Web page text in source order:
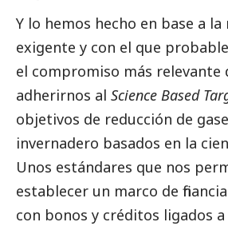
Y lo hemos hecho en base a
exigente y con el que
el compromiso más relevante
adherirnos al Science Based
objetivos de reducción de
invernadero basados en la
Unos estándares que nos
establecer un marco de
con bonos y créditos ligados